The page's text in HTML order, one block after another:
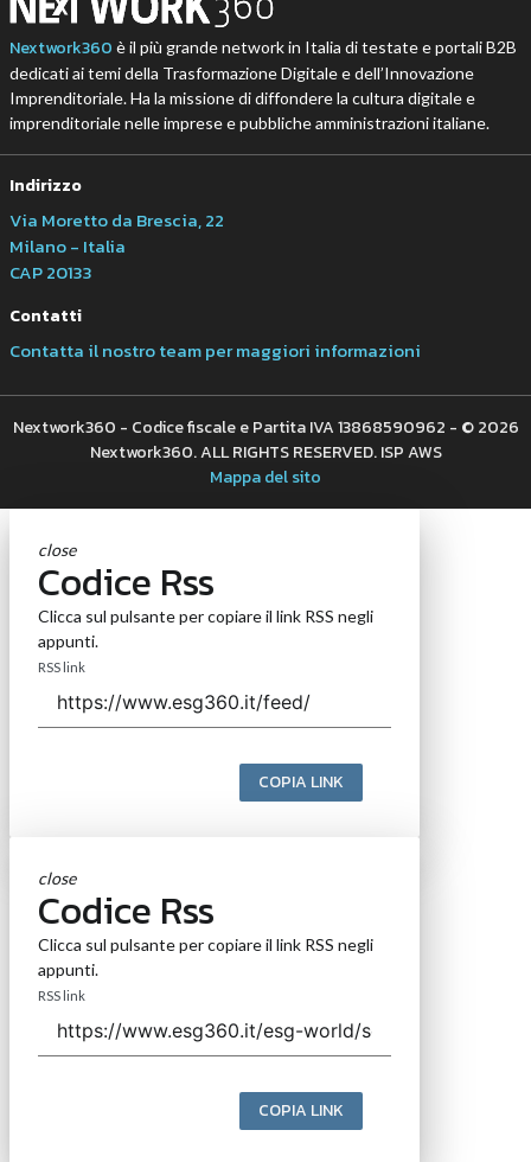
Nextwork360 è il più grande network in Italia di testate e portali B2B
dedicati ai temi della Trasformazione Digitale e dell’Innovazione
Imprenditoriale. Ha la missione di diffondere la cultura digitale e
imprenditoriale nelle imprese e pubbliche amministrazioni italiane.
Indirizzo
Via Moretto da Brescia, 22
Milano - Italia
CAP 20133
Contatti
Contatta il nostro team per maggiori informazioni
Nextwork360 - Codice fiscale e Partita IVA 13868590962 - © 2026
Nextwork360. ALL RIGHTS RESERVED. ISP AWS
Mappa del sito
close
Codice Rss
Clicca sul pulsante per copiare il link RSS negli
appunti.
RSS link
COPIA LINK
close
Codice Rss
Clicca sul pulsante per copiare il link RSS negli
appunti.
RSS link
COPIA LINK